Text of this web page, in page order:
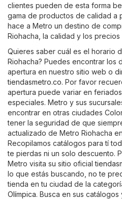
clientes pueden de esta forma
gama de productos de calidad a
hace a Metro un destino de
Riohacha, la calidad y los
Quieres saber cuál es el horario
Riohacha? Puedes encontrar los
apertura en nuestro sitio web o
tiendasmetro.co. Por favor
apertura puede variar en
especiales. Metro y sus
encontrar en otras ciudades
tener la seguridad de que
actualizado de Metro Riohacha
Recopilamos catálogos para tí
te pierdas ni un solo descuento.
Metro visita su sitio oficial
lo que estás buscando, no te
tienda en tu ciudad de la
Olímpica. Busca en sus